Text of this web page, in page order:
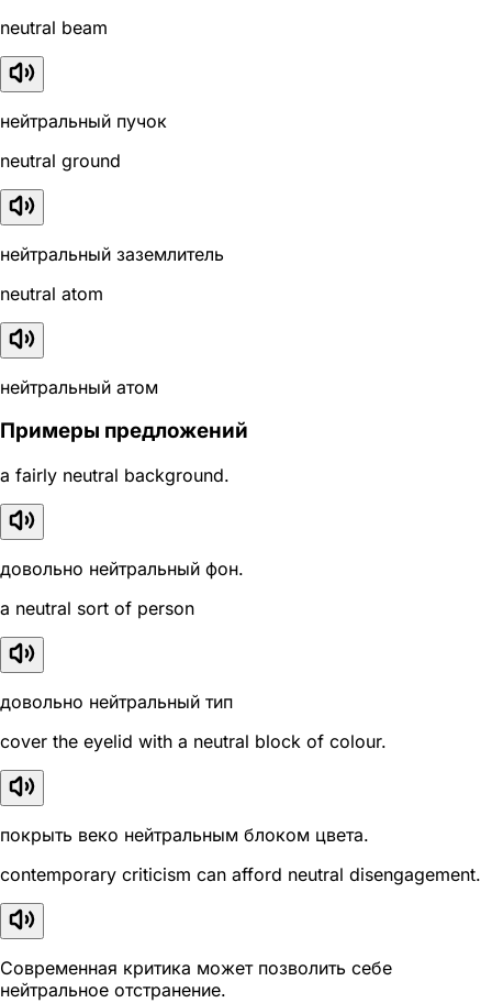
neutral beam
нейтральный пучок
neutral ground
нейтральный заземлитель
neutral atom
нейтральный атом
Примеры предложений
a fairly neutral background.
довольно нейтральный фон.
a neutral sort of person
довольно нейтральный тип
cover the eyelid with a neutral block of colour.
покрыть веко нейтральным блоком цвета.
contemporary criticism can afford neutral disengagement.
Современная критика может позволить себе
нейтральное отстранение.